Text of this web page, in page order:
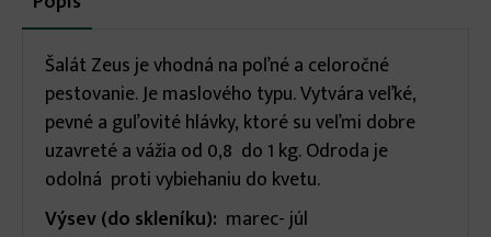
infoskarta)
Šalát Zeus je vhodná na poľné a celoročné
pestovanie. Je maslového typu. Vytvára veľké,
pevné a guľovité hlávky, ktoré su veľmi dobre
uzavreté a vážia od 0,8 do 1 kg. Odroda je
odolná proti vybiehaniu do kvetu.
Výsev (do skleníku): marec- júl